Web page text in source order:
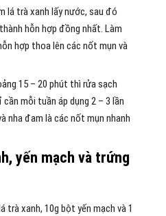
lá trà xanh lấy nước, sau đó
hỗn hợp đồng nhất. Làm
hợp thoa lên các nốt mụn và
15 – 20 phút thì rửa sạch
mỗi tuần áp dụng 2 – 3 lần
nha đam là các nốt mụn nhanh
yến mạch và trứng
trà xanh, 10g bột yến mạch và 1